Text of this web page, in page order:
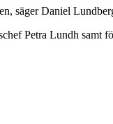
säger Daniel
Petra Lundh samt